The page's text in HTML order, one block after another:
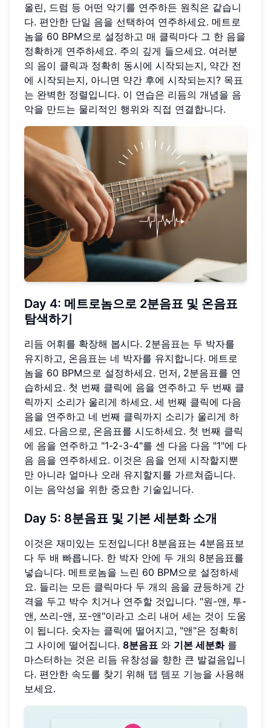
올린, 드럼 등 어떤 악기를 연주하든 원칙은 같습니
다. 편안한 단일 음을 선택하여 연주하세요. 메트로
놈을 60 BPM으로 설정하고 매 클릭마다 그 한 음을
정확하게 연주하세요. 주의 깊게 들으세요. 여러분
의 음이 클릭과 정확히 동시에 시작되는지, 약간 전
에 시작되는지, 아니면 약간 후에 시작되는지? 목표
는 완벽한 정렬입니다. 이 연습은 리듬의 개념을 음
악을 만드는 물리적인 행위와 직접 연결합니다.
Day 4: 메트로놈으로 2분음표 및 온음표
탐색하기
리듬 어휘를 확장해 봅시다. 2분음표는 두 박자를
유지하고, 온음표는 네 박자를 유지합니다. 메트로
놈을 60 BPM으로 설정하세요. 먼저, 2분음표를 연
습하세요. 첫 번째 클릭에 음을 연주하고 두 번째 클
릭까지 소리가 울리게 하세요. 세 번째 클릭에 다음
음을 연주하고 네 번째 클릭까지 소리가 울리게 하
세요. 다음으로, 온음표를 시도하세요. 첫 번째 클릭
에 음을 연주하고 "1-2-3-4"를 센 다음 다음 "1"에 다
음 음을 연주하세요. 이것은 음을 언제 시작할지뿐
만 아니라 얼마나 오래 유지할지를 가르쳐줍니다.
이는 음악성을 위한 중요한 기술입니다.
Day 5: 8분음표 및 기본 세분화 소개
이것은 재미있는 도전입니다! 8분음표는 4분음표보
다 두 배 빠릅니다. 한 박자 안에 두 개의 8분음표를
넣습니다. 메트로놈을 느린 60 BPM으로 설정하세
요. 들리는 모든 클릭마다 두 개의 음을 균등하게 간
격을 두고 박수 치거나 연주할 것입니다. "원-앤, 투-
앤, 쓰리-앤, 포-앤"이라고 소리 내어 세는 것이 도움
이 됩니다. 숫자는 클릭에 떨어지고, "앤"은 정확히
그 사이에 떨어집니다. 8분음표 와 기본 세분화를
마스터하는 것은 리듬 유창성을 향한 큰 발걸음입니
다. 편안한 속도를 찾기 위해 탭 템포 기능을 사용해
보세요.